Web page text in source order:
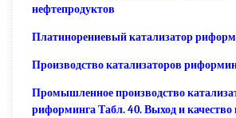
нефтепродуктов
Платинорениевый катализатор
Производство катализаторов
Промышленное производство
риформинга Табл. 40. Выход и качество